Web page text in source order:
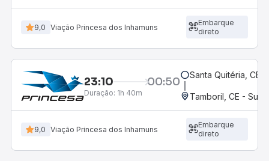
9,0 Viação Princesa dos Inhamuns
Embarque
direto
23:10 00:50
Duração: 1h 40m
Santa Quitéria, CE
Tamboril, CE -
9,0 Viação Princesa dos Inhamuns
Embarque
direto